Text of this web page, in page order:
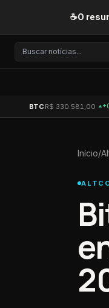
☕O
BTC R$ 330.581,00
Início/